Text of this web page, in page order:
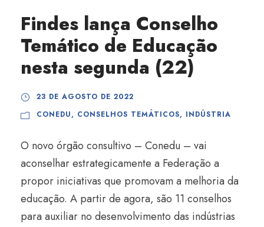
Findes lança Conselho
Temático de Educação
nesta segunda (22)
23 DE AGOSTO DE 2022
CONEDU, CONSELHOS TEMÁTICOS, INDÚSTRIA
O novo órgão consultivo – Conedu – vai
aconselhar estrategicamente a Federação a
propor iniciativas que promovam a melhoria da
educação. A partir de agora, são 11 conselhos
para auxiliar no desenvolvimento das indústrias